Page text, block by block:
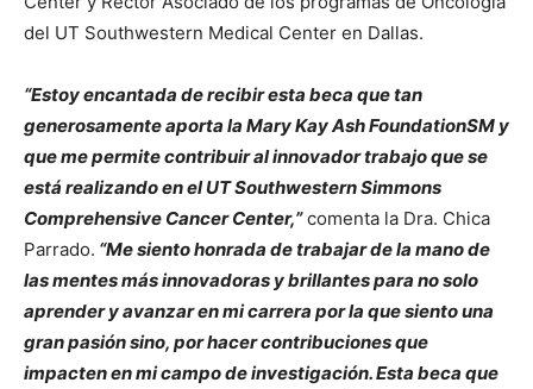
del UT Southwestern Medical Center en Dallas.
“Estoy encantada de recibir esta beca que tan
generosamente aporta la Mary Kay Ash FoundationSM y
que me permite contribuir al innovador trabajo que se
está realizando en el UT Southwestern Simmons
Comprehensive Cancer Center,” comenta la Dra. Chica
Parrado. “Me siento honrada de trabajar de la mano de
las mentes más innovadoras y brillantes para no solo
aprender y avanzar en mi carrera por la que siento una
gran pasión sino, por hacer contribuciones que
impacten en mi campo de investigación. Esta beca que